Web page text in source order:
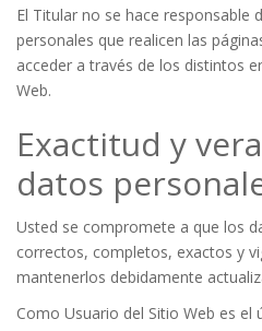
El Titular no se hace
personales que realicen las
acceder a través de los distintos
Web.
Exactitud y
datos
Usted se compromete a que los
correctos, completos, exactos y
mantenerlos debidamente
Como Usuario del Sitio Web es el